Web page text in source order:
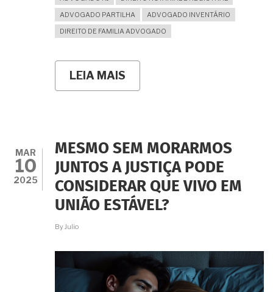
ADVOGADO PARTILHA
ADVOGADO INVENTÁRIO
DIREITO DE FAMILIA ADVOGADO
LEIA MAIS
O
CASAL
RENUNCIA
AO
DIREITO
REAL
DE
DIREITO
CONCORRENCIAL
À
HERANÇA?
MAR
10
2025
MESMO SEM MORARMOS
JUNTOS A JUSTIÇA PODE
CONSIDERAR QUE VIVO EM
UNIÃO ESTÁVEL?
ByJulio